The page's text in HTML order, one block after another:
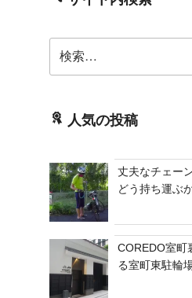
索:
人気の投稿
丈夫なチェー
どう持ち運ぶ
COREDO室町
る室町東駐輪